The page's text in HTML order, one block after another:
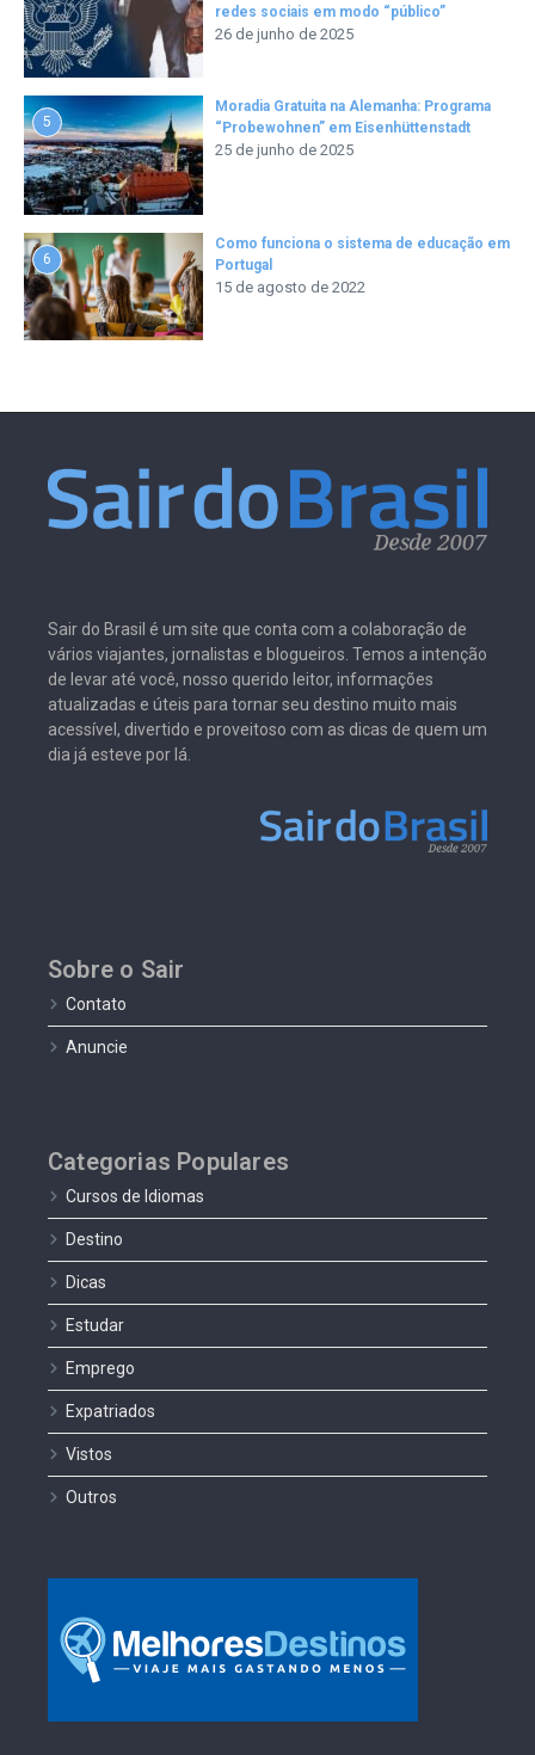
redes sociais em modo “público”
26 de junho de 2025
5
Moradia Gratuita na Alemanha: Programa
“Probewohnen” em Eisenhüttenstadt
25 de junho de 2025
6
Como funciona o sistema de educação em
Portugal
15 de agosto de 2022
Sair do Brasil é um site que conta com a colaboração de
vários viajantes, jornalistas e blogueiros. Temos a intenção
de levar até você, nosso querido leitor, informações
atualizadas e úteis para tornar seu destino muito mais
acessível, divertido e proveitoso com as dicas de quem um
dia já esteve por lá.
Sobre o Sair
Contato
Anuncie
Categorias Populares
Cursos de Idiomas
Destino
Dicas
Estudar
Emprego
Expatriados
Vistos
Outros